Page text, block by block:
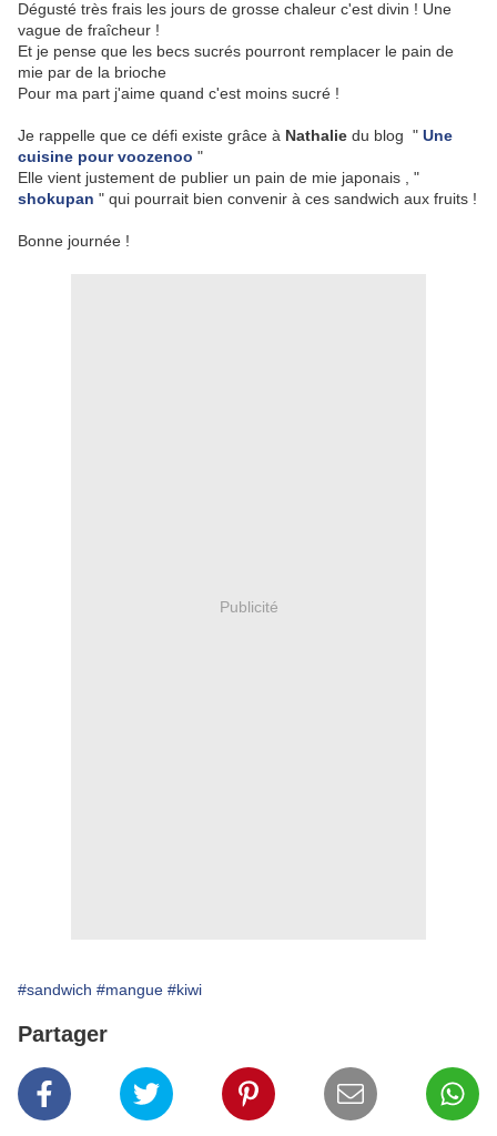
Dégusté très frais les jours de grosse chaleur c'est divin ! Une
vague de fraîcheur !
Et je pense que les becs sucrés pourront remplacer le pain de
mie par de la brioche
Pour ma part j'aime quand c'est moins sucré !
Je rappelle que ce défi existe grâce à Nathalie du blog " Une
cuisine pour voozenoo "
Elle vient justement de publier un pain de mie japonais , "
shokupan " qui pourrait bien convenir à ces sandwich aux fruits !
Bonne journée !
Publicité
#sandwich #mangue #kiwi
Partager